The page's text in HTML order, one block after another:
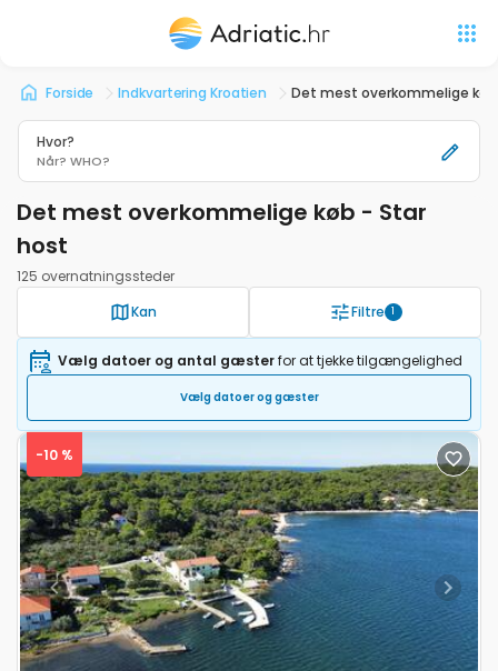
Forside Indkvartering Kroatien Det mest overkommelige
Hvor?
Når? WHO?
Det mest overkommelige køb - Star
host
125 overnatningssteder
Kan
Filtre 1
Vælg datoer og antal gæsterfor at tjekke tilgængelighed
Vælg datoer og gæster
Previous Next
-10 %